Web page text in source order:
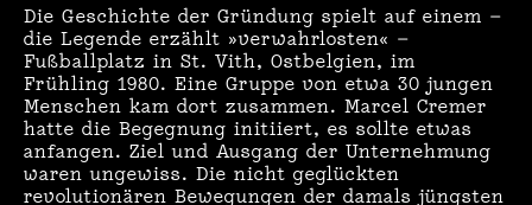
Die Geschichte der Gründung spielt auf einem —
die Legende erzählt »verwahrlosten« —
Fußballplatz in St. Vith, Ostbelgien, im
Frühling 1980. Eine Gruppe von etwa 30 jungen
Menschen kam dort zusammen. Marcel Cremer
hatte die Begegnung initiiert, es sollte etwas
anfangen. Ziel und Ausgang der Unternehmung
waren ungewiss. Die nicht geglückten
revolutionären Bewegungen der damals jüngsten